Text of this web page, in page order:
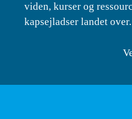
viden, kurser og
kapsejladser landet over.